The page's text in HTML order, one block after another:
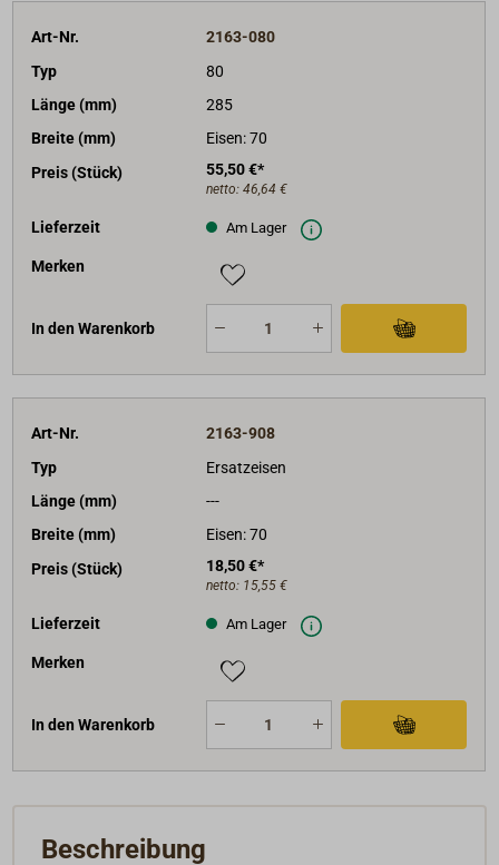
Art-Nr.
2163-080
Typ
80
Länge (mm)
285
Breite (mm)
Eisen: 70
Preis (Stück)
55,50 €*
netto: 46,64 €
Lieferzeit Am Lager
Merken
In den Warenkorb
Art-Nr.
2163-908
Typ
Ersatzeisen
Länge (mm)
---
Breite (mm)
Eisen: 70
Preis (Stück)
18,50 €*
netto: 15,55 €
Lieferzeit Am Lager
Merken
In den Warenkorb
Beschreibung